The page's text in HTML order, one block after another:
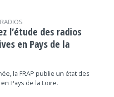
l’étude des radios
en Pays de la
la FRAP publie un état des
Pays de la Loire.